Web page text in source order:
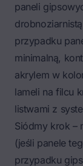
paneli
przypadku
minimalną,
akrylem w
lameli na filcu
listwami z
Siódmy krok –
(jeśli panele
przypadku